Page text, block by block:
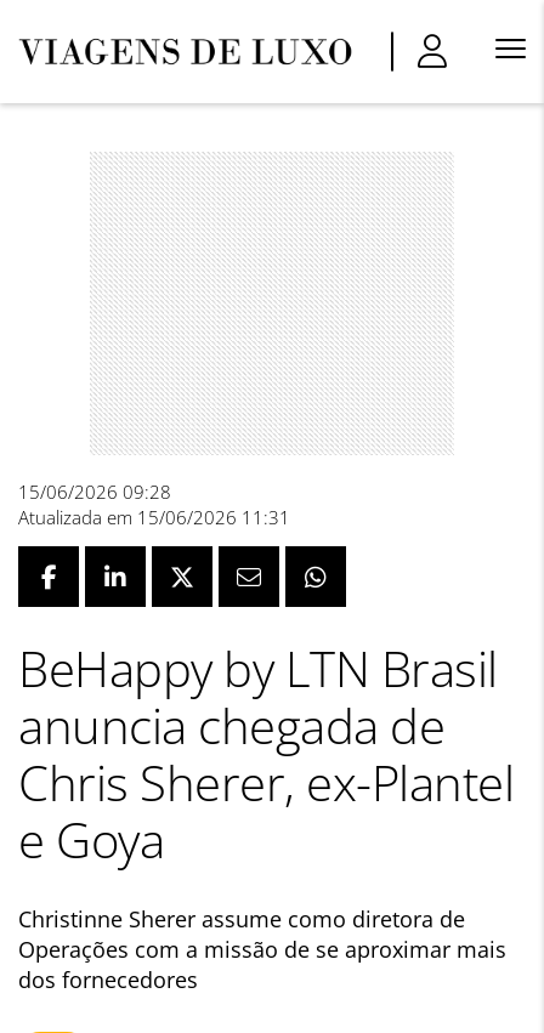
Menu
15/06/2026 09:28
Atualizada em 15/06/2026 11:31
BeHappy by LTN Brasil
anuncia chegada de
Chris Sherer, ex-Plantel
e Goya
Christinne Sherer assume como diretora de
Operações com a missão de se aproximar mais
dos fornecedores